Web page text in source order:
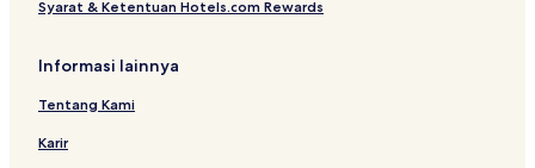
Syarat & Ketentuan Hotels.com Rewards
Informasi lainnya
Tentang Kami
Karir